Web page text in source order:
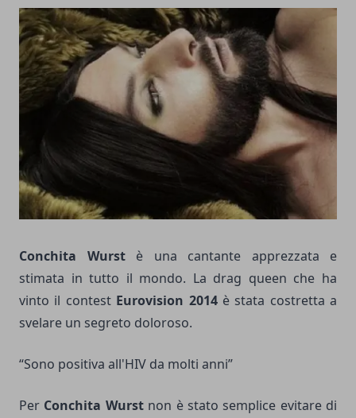
Conchita Wurstè una cantante apprezzata e
stimata in tutto il mondo. La drag queen che ha
vinto il contest Eurovision 2014è stata costretta a
svelare un segreto doloroso.
“Sono positiva all'HIV da molti anni”
Per Conchita Wurstnon è stato semplice evitare di